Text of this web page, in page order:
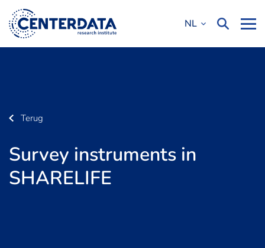
NL
Terug
Survey instruments in
SHARELIFE